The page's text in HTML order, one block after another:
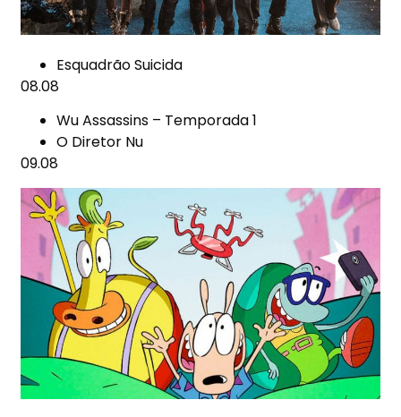
Esquadrão Suicida
08.08
Wu Assassins – Temporada 1
O Diretor Nu
09.08